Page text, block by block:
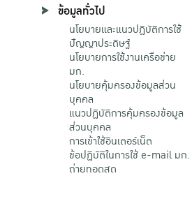
ข้อมูลทั่วไป
นโยบายและแนวปฏิบัติการใช้
ปัญญาประดิษฐ์
นโยบายการใช้งานเครือข่าย
มก.
นโยบายคุ้มครองข้อมูลส่วน
บุคคล
แนวปฏิบัติการคุ้มครองข้อมูล
ส่วนบุคคล
การเข้าใช้อินเตอร์เน็ต
ข้อปฏิบัติในการใช้ e-mail มก.
ถ่ายทอดสด